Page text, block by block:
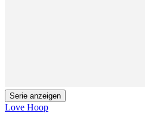
Serie anzeigen
Love Hoop